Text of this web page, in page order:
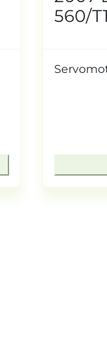
560/